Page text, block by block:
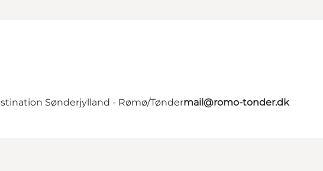
Sønderjylland - Rømø/Tøndermail@romo-tonder.dk